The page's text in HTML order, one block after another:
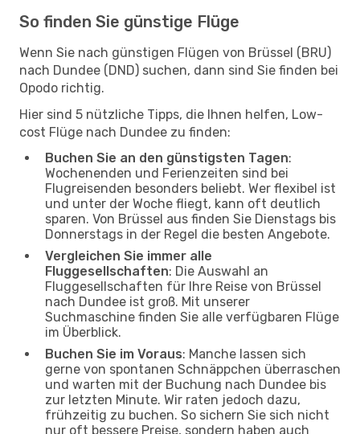
So finden Sie günstige Flüge
Wenn Sie nach günstigen Flügen von Brüssel (BRU)
nach Dundee (DND) suchen, dann sind Sie finden bei
Opodo richtig.
Hier sind 5 nützliche Tipps, die Ihnen helfen, Low-
cost Flüge nach Dundee zu finden:
Buchen Sie an den günstigsten Tagen:
Wochenenden und Ferienzeiten sind bei
Flugreisenden besonders beliebt. Wer flexibel ist
und unter der Woche fliegt, kann oft deutlich
sparen. Von Brüssel aus finden Sie Dienstags bis
Donnerstags in der Regel die besten Angebote.
Vergleichen Sie immer alle
Fluggesellschaften: Die Auswahl an
Fluggesellschaften für Ihre Reise von Brüssel
nach Dundee ist groß. Mit unserer
Suchmaschine finden Sie alle verfügbaren Flüge
im Überblick.
Buchen Sie im Voraus: Manche lassen sich
gerne von spontanen Schnäppchen überraschen
und warten mit der Buchung nach Dundee bis
zur letzten Minute. Wir raten jedoch dazu,
frühzeitig zu buchen. So sichern Sie sich nicht
nur oft bessere Preise, sondern haben auch